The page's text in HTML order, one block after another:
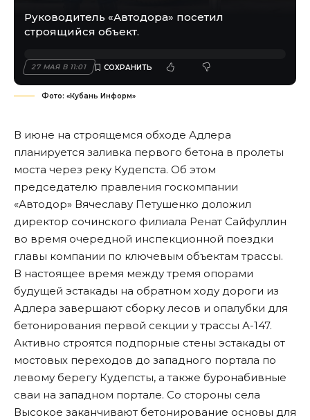
Руководитель «Автодора» посетил
строящийся объект.
27 МАЯ В 11:01
Фото: «Кубань Информ»
В июне на строящемся обходе Адлера
планируется заливка первого бетона в пролеты
моста через реку Кудепста. Об этом
председателю правления госкомпании
«Автодор» Вячеславу Петушенко доложил
директор сочинского филиала Ренат Сайфуллин
во время очередной инспекционной поездки
главы компании по ключевым объектам трассы.
В настоящее время между тремя опорами
будущей эстакады на обратном ходу дороги из
Адлера завершают сборку лесов и опалубки для
бетонирования первой секции у трассы А-147.
Активно строятся подпорные стены эстакады от
мостовых переходов до западного портала по
левому берегу Кудепсты, а также буронабивные
сваи на западном портале. Со стороны села
Высокое заканчивают бетонирование основы для